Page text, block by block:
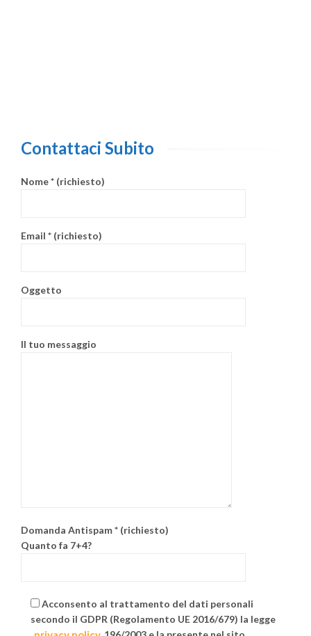
Contattaci Subito
Nome * (richiesto)
Email * (richiesto)
Oggetto
Il tuo messaggio
Domanda Antispam * (richiesto)
Quanto fa 7+4?
Acconsento al trattamento del dati personali
secondo il GDPR (Regolamento UE 2016/679) la legge